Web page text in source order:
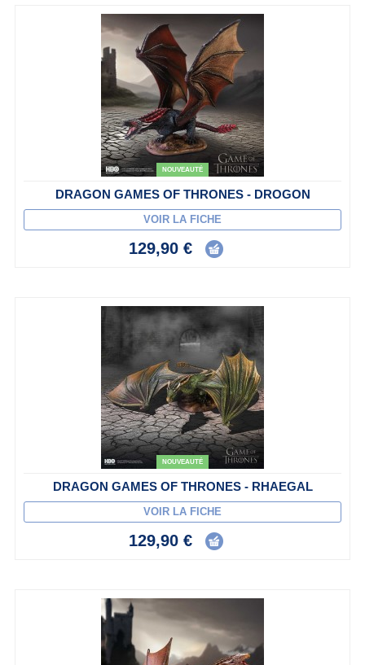
NOUVEAUTÉ
DRAGON GAMES OF THRONES - DROGON
VOIR LA FICHE
129,90 €
NOUVEAUTÉ
DRAGON GAMES OF THRONES - RHAEGAL
VOIR LA FICHE
129,90 €